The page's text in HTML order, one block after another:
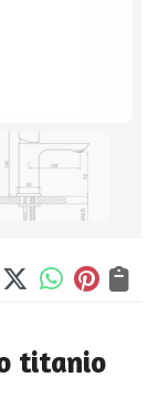
titanio